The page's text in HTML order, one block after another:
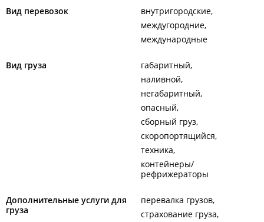
Вид перевозок
внутригородские
междугородние
международные
Вид груза
габаритный
наливной
негабаритный
опасный
сборный груз
скоропортящийся
техника
контейнеры/
рефрижераторы
Дополнительные услуги для
груза
перевалка грузов
страхование груза